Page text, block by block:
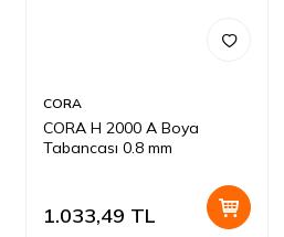
CORA
CORA H 2000 A Boya
Tabancası 0.8 mm
1.033,49 TL